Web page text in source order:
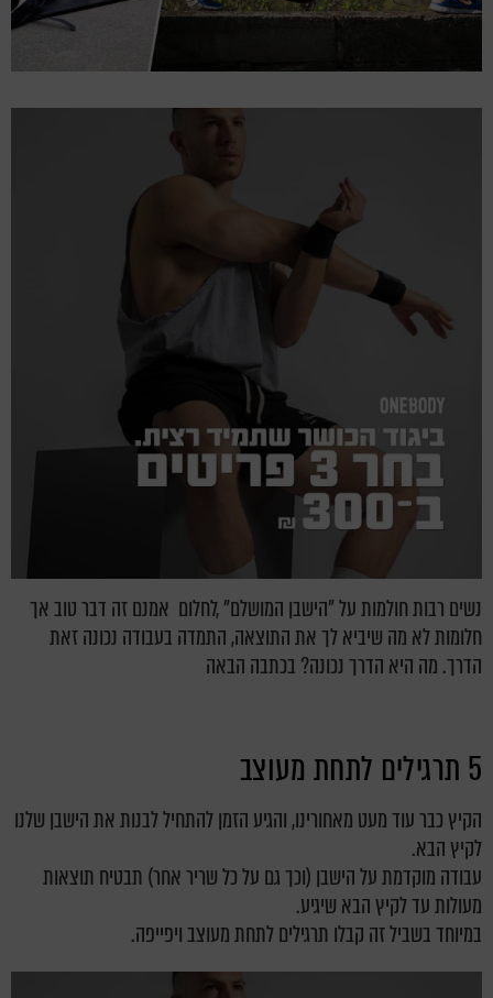
נשים רבות חולמות על "הישבן המושלם" ,לחלום אמנם זה דבר טוב אך
חלומות לא מה שיביא לך את התוצאה, התמדה בעבודה נכונה זאת
הדרך. מה היא הדרך נכונה? בכתבה הבאה
5 תרגילים לתחת מעוצב
הקיץ כבר עוד מעט מאחורינו, והגיע הזמן להתחיל לבנות את הישבן שלנו
לקיץ הבא.
עבודה מוקדמת על הישבן (וכך גם על כל שריר אחר) תבטיח תוצאות
מעולות עד לקיץ הבא שיגיע.
במיוחד בשביל זה קבלו תרגילים לתחת מעוצב ויפייפה.